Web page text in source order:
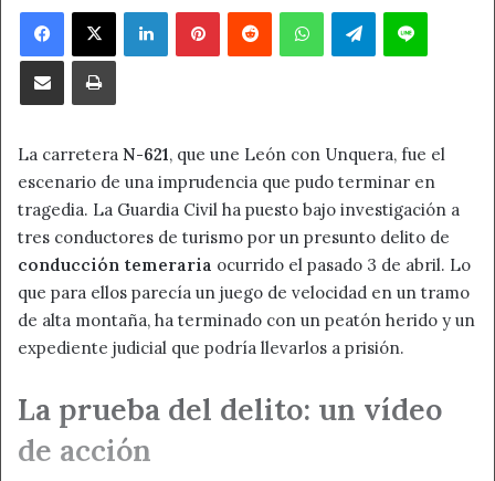
Facebook
X LinkedInPinterestReddit WhatsAppTelegramLine
Compartir por correo electrónicoImprimir
La carretera N-621, que une León con Unquera, fue el
escenario de una imprudencia que pudo terminar en
tragedia. La Guardia Civil ha puesto bajo investigación a
tres conductores de turismo por un presunto delito de
conducción temeraria ocurrido el pasado 3 de abril. Lo
que para ellos parecía un juego de velocidad en un tramo
de alta montaña, ha terminado con un peatón herido y un
expediente judicial que podría llevarlos a prisión.
La prueba del delito: un vídeo
de acción